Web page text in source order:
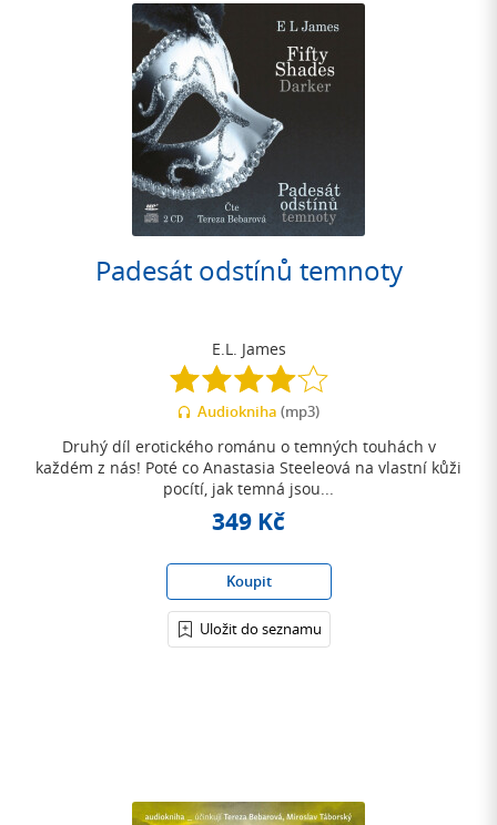
Padesát odstínů temnoty
E.L. James
4.1
z
5
Audiokniha (mp3)
Druhý díl erotického románu o temných touhách v
každém z nás! Poté co Anastasia Steeleová na vlastní kůži
pocítí, jak temná jsou...
349 Kč
Koupit
Uložit do seznamu